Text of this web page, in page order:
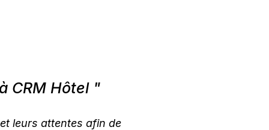
CRM Hôtel "
leurs attentes afin de